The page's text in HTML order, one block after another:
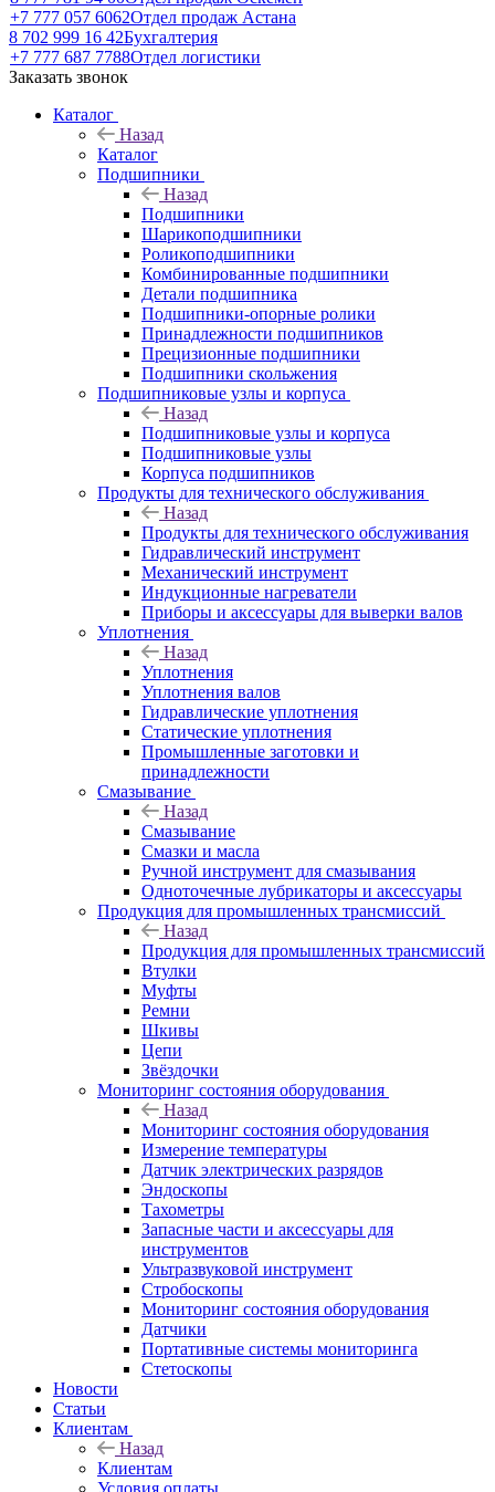
+7 777 057 6062Отдел продаж Астана
8 702 999 16 42Бухгалтерия
+7 777 687 7788Отдел логистики
Заказать звонок
Каталог
Назад
Каталог
Подшипники
Назад
Подшипники
Шарикоподшипники
Роликоподшипники
Комбинированные подшипники
Детали подшипника
Подшипники-опорные ролики
Принадлежности подшипников
Прецизионные подшипники
Подшипники скольжения
Подшипниковые узлы и корпуса
Назад
Подшипниковые узлы и корпуса
Подшипниковые узлы
Корпуса подшипников
Продукты для технического обслуживания
Назад
Продукты для технического обслуживания
Гидравлический инструмент
Механический инструмент
Индукционные нагреватели
Приборы и аксессуары для выверки валов
Уплотнения
Назад
Уплотнения
Уплотнения валов
Гидравлические уплотнения
Статические уплотнения
Промышленные заготовки и
принадлежности
Смазывание
Назад
Смазывание
Смазки и масла
Ручной инструмент для смазывания
Одноточечные лубрикаторы и аксессуары
Продукция для промышленных трансмиссий
Назад
Продукция для промышленных трансмиссий
Втулки
Муфты
Ремни
Шкивы
Цепи
Звёздочки
Мониторинг состояния оборудования
Назад
Мониторинг состояния оборудования
Измерение температуры
Датчик электрических разрядов
Эндоскопы
Тахометры
Запасные части и аксессуары для
инструментов
Ультразвуковой инструмент
Стробоскопы
Мониторинг состояния оборудования
Датчики
Портативные системы мониторинга
Стетоскопы
Новости
Статьи
Клиентам
Назад
Клиентам